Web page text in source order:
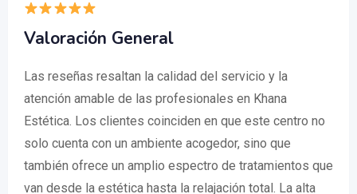
Valoración General
Las reseñas resaltan la calidad del servicio y la
atención amable de las profesionales en Khana
Estética. Los clientes coinciden en que este centro no
solo cuenta con un ambiente acogedor, sino que
también ofrece un amplio espectro de tratamientos que
van desde la estética hasta la relajación total. La alta